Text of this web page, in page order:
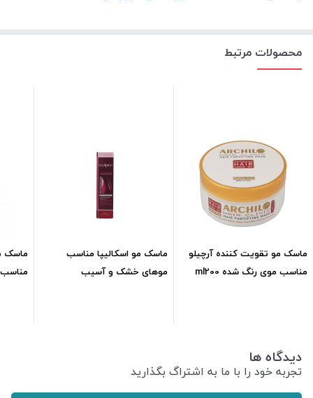
محصولات مرتبط
ماسک مو تقویت کننده آرچیلو
مناسب موی رنگ شده ml200
ماسک مو اسکالیپا مناسب
موهای خشک و آسیب
ماسک
دیدگاه ها
تجربه خود را با ما به اشتراگ بگذارید